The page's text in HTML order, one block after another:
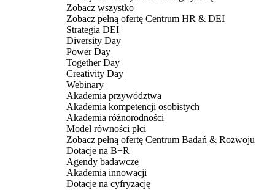
Zobacz wszystko
Zobacz pełną ofertę Centrum HR & DEI
Strategia DEI
Diversity Day
Power Day
Together Day
Creativity Day
Webinary
Akademia przywództwa
Akademia kompetencji osobistych
Akademia różnorodności
Model równości płci
Zobacz pełną ofertę Centrum Badań & Rozwoju
Dotacje na B+R
Agendy badawcze
Akademia innowacji
Dotacje na cyfryzację